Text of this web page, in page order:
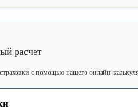
расчет
с помощью нашего онлайн-